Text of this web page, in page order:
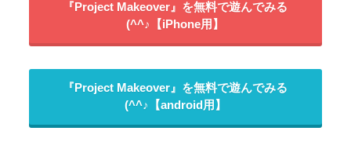
『Project Makeover』を無料で遊んでみる
(^^♪【iPhone用】
『Project Makeover』を無料で遊んでみる
(^^♪【android用】